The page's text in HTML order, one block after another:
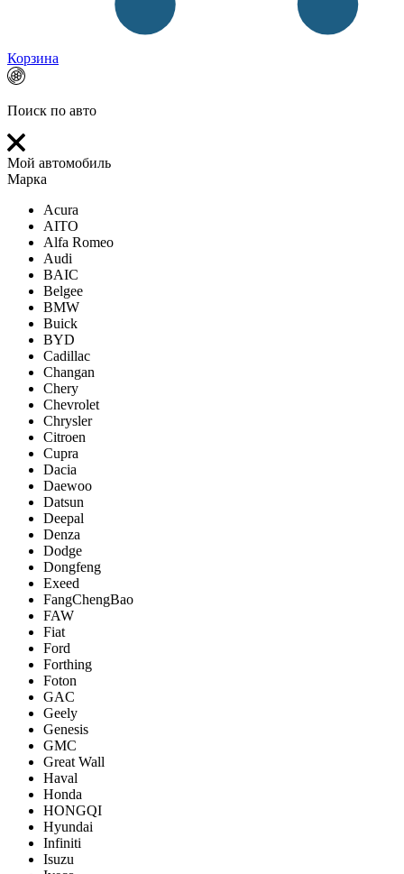
Корзина
Поиск по авто
Мой автомобиль
Марка
Acura
AITO
Alfa Romeo
Audi
BAIC
Belgee
BMW
Buick
BYD
Cadillac
Changan
Chery
Chevrolet
Chrysler
Citroen
Cupra
Dacia
Daewoo
Datsun
Deepal
Denza
Dodge
Dongfeng
Exeed
FangChengBao
FAW
Fiat
Ford
Forthing
Foton
GAC
Geely
Genesis
GMC
Great Wall
Haval
Honda
HONGQI
Hyundai
Infiniti
Isuzu